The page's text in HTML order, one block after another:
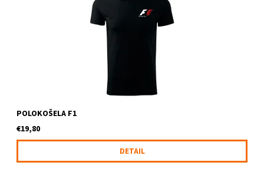
POLOKOŠELA F1
€19,80
DETAIL